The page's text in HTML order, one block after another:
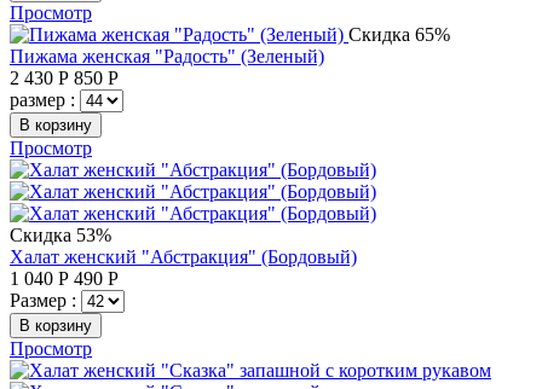
Просмотр
Скидка 65%
Пижама женская "Радость" (Зеленый)
2 430 Р 850 Р
размер :
В корзину
Просмотр
Скидка 53%
Халат женский "Абстракция" (Бордовый)
1 040 Р 490 Р
Размер :
В корзину
Просмотр